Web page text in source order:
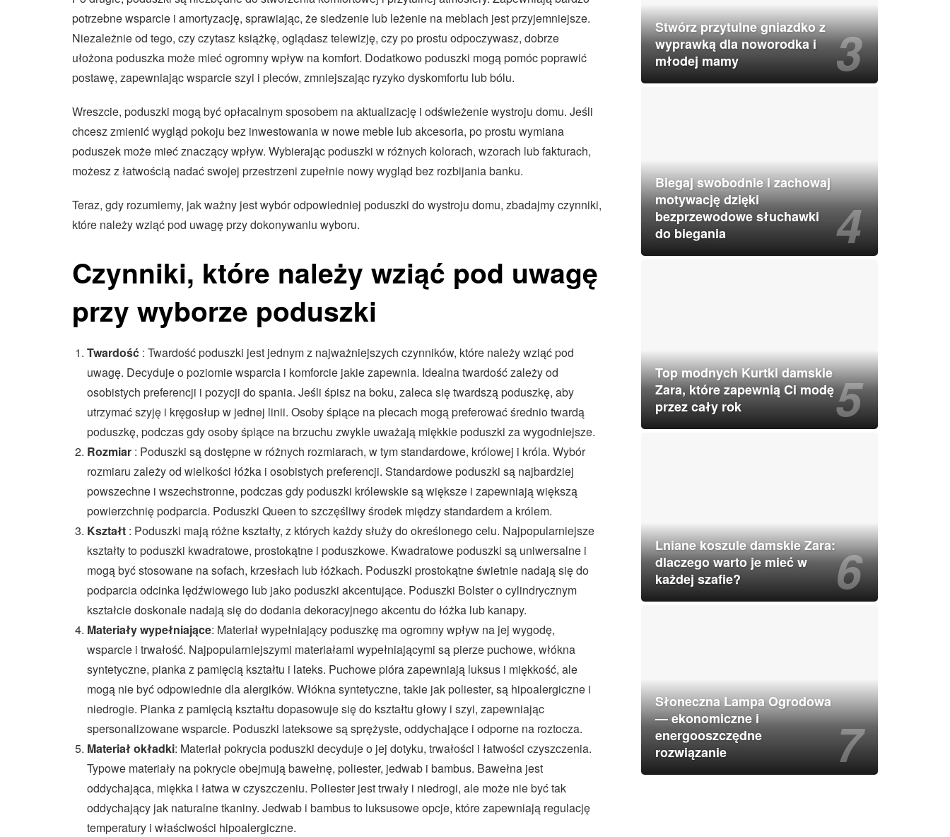
potrzebne wsparcie i amortyzację, sprawiając, że siedzenie lub leżenie na meblach jest przyjemniejsze.
Niezależnie od tego, czy czytasz książkę, oglądasz telewizję, czy po prostu odpoczywasz, dobrze
ułożona poduszka może mieć ogromny wpływ na komfort. Dodatkowo poduszki mogą pomóc poprawić
postawę, zapewniając wsparcie szyi i pleców, zmniejszając ryzyko dyskomfortu lub bólu.
Wreszcie, poduszki mogą być opłacalnym sposobem na aktualizację i odświeżenie wystroju domu. Jeśli
chcesz zmienić wygląd pokoju bez inwestowania w nowe meble lub akcesoria, po prostu wymiana
poduszek może mieć znaczący wpływ. Wybierając poduszki w różnych kolorach, wzorach lub fakturach,
możesz z łatwością nadać swojej przestrzeni zupełnie nowy wygląd bez rozbijania banku.
Teraz, gdy rozumiemy, jak ważny jest wybór odpowiedniej poduszki do wystroju domu, zbadajmy czynniki,
które należy wziąć pod uwagę przy dokonywaniu wyboru.
Czynniki, które należy wziąć pod uwagę
przy wyborze poduszki
Twardość: Twardość poduszki jest jednym z najważniejszych czynników, które należy wziąć pod
uwagę. Decyduje o poziomie wsparcia i komforcie jakie zapewnia. Idealna twardość zależy od
osobistych preferencji i pozycji do spania. Jeśli śpisz na boku, zaleca się twardszą poduszkę, aby
utrzymać szyję i kręgosłup w jednej linii. Osoby śpiące na plecach mogą preferować średnio twardą
poduszkę, podczas gdy osoby śpiące na brzuchu zwykle uważają miękkie poduszki za wygodniejsze.
Rozmiar: Poduszki są dostępne w różnych rozmiarach, w tym standardowe, królowej i króla. Wybór
rozmiaru zależy od wielkości łóżka i osobistych preferencji. Standardowe poduszki są najbardziej
powszechne i wszechstronne, podczas gdy poduszki królewskie są większe i zapewniają większą
powierzchnię podparcia. Poduszki Queen to szczęśliwy środek między standardem a królem.
Kształt: Poduszki mają różne kształty, z których każdy służy do określonego celu. Najpopularniejsze
kształty to poduszki kwadratowe, prostokątne i poduszkowe. Kwadratowe poduszki są uniwersalne i
mogą być stosowane na sofach, krzesłach lub łóżkach. Poduszki prostokątne świetnie nadają się do
podparcia odcinka lędźwiowego lub jako poduszki akcentujące. Poduszki Bolster o cylindrycznym
kształcie doskonale nadają się do dodania dekoracyjnego akcentu do łóżka lub kanapy.
Materiały wypełniające: Materiał wypełniający poduszkę ma ogromny wpływ na jej wygodę,
wsparcie i trwałość. Najpopularniejszymi materiałami wypełniającymi są pierze puchowe, włókna
syntetyczne, pianka z pamięcią kształtu i lateks. Puchowe pióra zapewniają luksus i miękkość, ale
mogą nie być odpowiednie dla alergików. Włókna syntetyczne, takie jak poliester, są hipoalergiczne i
niedrogie. Pianka z pamięcią kształtu dopasowuje się do kształtu głowy i szyi, zapewniając
spersonalizowane wsparcie. Poduszki lateksowe są sprężyste, oddychające i odporne na roztocza.
Materiał okładki: Materiał pokrycia poduszki decyduje o jej dotyku, trwałości i łatwości czyszczenia.
Typowe materiały na pokrycie obejmują bawełnę, poliester, jedwab i bambus. Bawełna jest
oddychająca, miękka i łatwa w czyszczeniu. Poliester jest trwały i niedrogi, ale może nie być tak
oddychający jak naturalne tkaniny. Jedwab i bambus to luksusowe opcje, które zapewniają regulację
temperatury i właściwości hipoalergiczne.
Stwórz przytulne gniazdko z
wyprawką dla noworodka i
młodej mamy
Biegaj swobodnie i zachowaj
motywację dzięki
bezprzewodowe słuchawki
do biegania
Top modnych Kurtki damskie
Zara, które zapewnią Ci modę
przez cały rok
Lniane koszule damskie Zara:
dlaczego warto je mieć w
każdej szafie?
Słoneczna Lampa Ogrodowa
— ekonomiczne i
energooszczędne
rozwiązanie